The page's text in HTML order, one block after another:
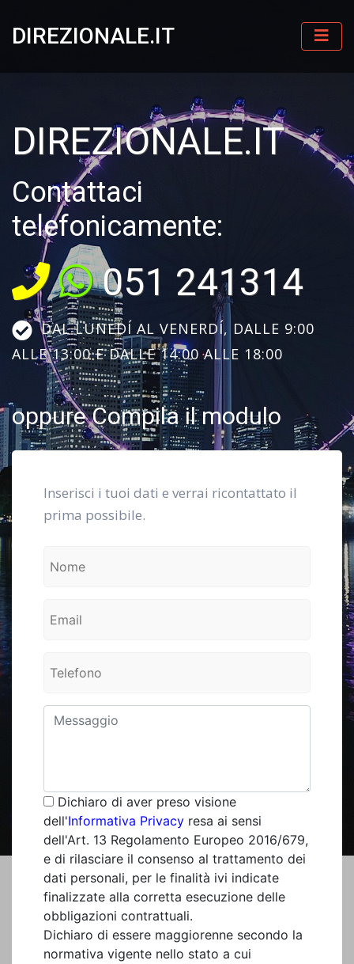
DIREZIONALE.IT
DIREZIONALE.IT
Contattaci
telefonicamente:
051 241314
DAL LUNEDÍ AL VENERDÍ, DALLE 9:00
ALLE 13:00 E DALLE 14:00 ALLE 18:00
oppure Compila il modulo
Inserisci i tuoi dati e verrai ricontattato il
prima possibile.
Dichiaro di aver preso visione
dell'Informativa Privacy resa ai sensi
dell'Art. 13 Regolamento Europeo 2016/679,
e di rilasciare il consenso al trattamento dei
dati personali, per le finalità ivi indicate
finalizzate alla corretta esecuzione delle
obbligazioni contrattuali.
Dichiaro di essere maggiorenne secondo la
normativa vigente nello stato a cui